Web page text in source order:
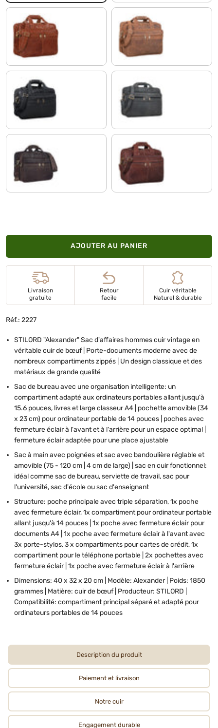
maraska - marron tan - marron - scuro
noir antracite
marron - foncé pâle maraska - marron foncé
AJOUTER AU PANIER
Livraison
gratuite
Retour
facile
Cuir véritable
Naturel & durable
Réf.: 2227
STILORD "Alexander" Sac d'affaires hommes cuir vintage en
véritable cuir de bœuf | Porte-documents moderne avec de
nombreux compartiments zippés | Un design classique et des
matériaux de grande qualité
Sac de bureau avec une organisation intelligente: un
compartiment adapté aux ordinateurs portables allant jusqu'à
15.6 pouces, livres et large classeur A4 | pochette amovible (34
x 23 cm) pour ordinateur portable de 14 pouces | poches avec
fermeture éclair à l'avant et à l'arrière pour un espace optimal |
fermeture éclair adaptée pour une place ajustable
Sac à main avec poignées et sac avec bandoulière réglable et
amovible (75 - 120 cm | 4 cm de large) | sac en cuir fonctionnel:
idéal comme sac de bureau, serviette de travail, sac pour
l'université, sac d'école ou sac d'enseignant
Structure: poche principale avec triple séparation, 1x poche
avec fermeture éclair, 1x compartiment pour ordinateur portable
allant jusqu'à 14 pouces | 1x poche avec fermeture éclair pour
documents A4 | 1x poche avec fermeture éclair à l'avant avec
3x porte-stylos, 3 x compartiments pour cartes de crédit, 1x
compartiment pour le téléphone portable | 2x pochettes avec
fermeture éclair | 1x poche avec fermeture éclair à l'arrière
Dimensions: 40 x 32 x 20 cm | Modèle: Alexander | Poids: 1850
grammes | Matière: cuir de bœuf | Producteur: STILORD |
Compatibilité: compartiment principal séparé et adapté pour
ordinateurs portables de 14 pouces
Description du produit
Paiement et livraison
Notre cuir
Engagement durable